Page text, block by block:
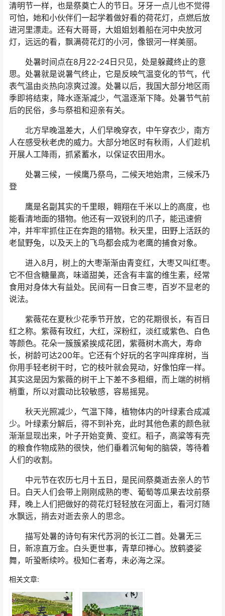
清明节一样，也是祭奠亡人的节日。牙牙一点儿也不觉得
可怕，她和小伙伴们一起学着做好看的荷花灯，点燃后放
进河里漂走。还有大哥哥，大姐姐划着船在河中央放河
灯，远远的看，飘满荷花灯的小河，像银河一样美丽。
处暑时间点在8月22-24日只见，处是躲藏终止的意
思。处暑就是说暑气终止，它是反映气温变化的节气，代
表气温由炎热向凉爽过渡。处暑以后，我国大部分地区雨
季即将结束，降水逐渐减少，气温逐渐下降。处暑节气前
后的民俗，多与祭祖和迎亲有关。
北方早晚温差大，人们早晚穿衣，中午穿衣少，南方
人在感受秋老虎的威力。大部分地区时有秋雨，人们趁机
开展人工降雨，抓紧蓄水，以保证农田用水。
处暑三候，一候鹰乃祭鸟，二候天地始肃，三候禾乃
登
鹰是名副其实的千里眼，翱翔在千米以上的高度，也
能看清地面的猎物。他还有一双锐利的爪子，能迅速俯
冲，并牢牢抓住正在奔跑的猎物。秋天里，田野上活跃的
老鼠野兔，以及天上的飞鸟都会成为老鹰的捕食对象。
进入8月，树上的大枣渐渐由青变红，大枣又叫红枣。
它不但含糖量高，味道甜美，还含有丰富的维生素，经常
食用对身体大有益处。民间有一日食三枣，百岁不显老的
说法。
紫薇花在夏秋少花季节开放，它的花期很长，有百日
红之称。紫薇有玫红，大红，深粉红，淡红或紫色、白色
等颜色。花朵一簇簇紧挨成花团，紫薇树木高大，寿命
长，树龄可达200年。它还有个好玩的名字叫痒痒树，当
你用手轻老树干时，它的枝叶就会晃动，好像怕痒一样。
其实这是因为紫薇的树干上下差不多粗细，而上端的树梢
梢重，所以对震动比较敏感，容易摇晃。
秋天光照减少，气温下降，植物体内的叶绿素合成减
少。叶绿素分解后，得不到补充，此时其他色素的颜色就
渐渐显现出来，叶子开始变黄、变红。稻子，高粱等有壳
的粮食作物成熟的很快，他们垂着沉甸甸的脑袋，等待着
人们的收割。
中元节在农历七月十五日，是民间祭奠逝去亲人的节
日。白天人们会带上刚刚成熟的枣、葡萄等瓜果去坟前祭
拜，晚上人们把做好的荷花灯轻轻放在河面上，看河灯随
水飘远，捎去对逝去亲人的思念。
描写处暑的诗句有宋代苏泂的长江二首。处暑无三
日，新凉直万金。白头更世事，青草印禅心。放鹤婆娑
舞，听蛩断续吟。极知仁者寿，未必海之深。
相关文章: